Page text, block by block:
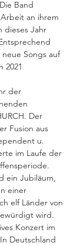
Band
an ihrem
dieses Jahr
Songs auf
2021
der
Der
Fusion aus
u.
im Laufe der
ein Jubiläum,
einer
elf Länder von
wird.
Konzert im
Deutschland